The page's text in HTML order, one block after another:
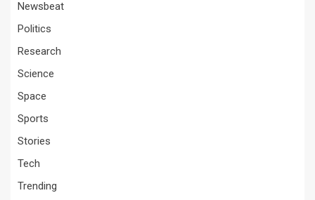
Newsbeat
Politics
Research
Science
Space
Sports
Stories
Tech
Trending